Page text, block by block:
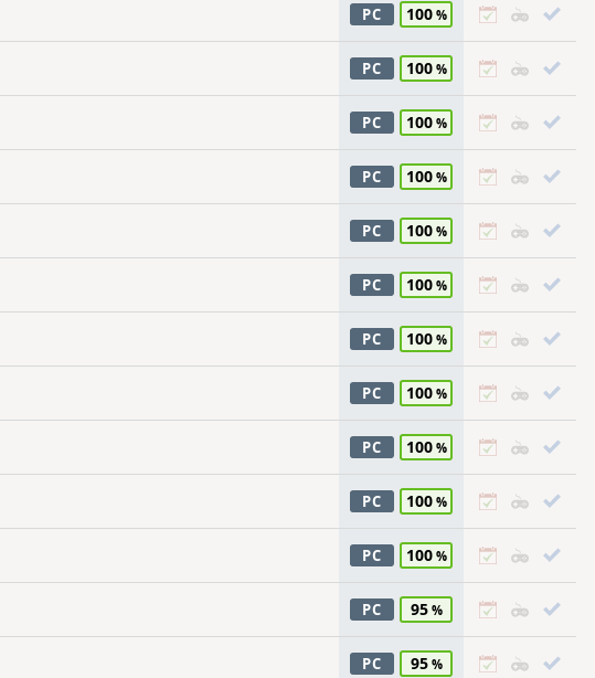
PC 100
PC 100
PC 100
PC 100
PC 100
PC 100
PC 100
PC 100
PC 100
PC 100
PC 100
PC 95
PC 95